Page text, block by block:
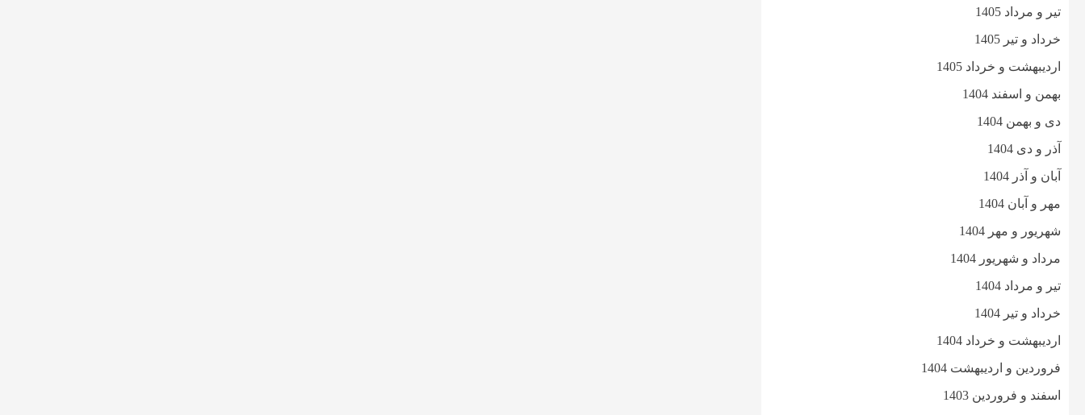
تیر و مرداد 1405
خرداد و تیر 1405
اردیبهشت و خرداد 1405
بهمن و اسفند 1404
دی و بهمن 1404
آذر و دی 1404
آبان و آذر 1404
مهر و آبان 1404
شهریور و مهر 1404
مرداد و شهریور 1404
تیر و مرداد 1404
خرداد و تیر 1404
اردیبهشت و خرداد 1404
فروردین و اردیبهشت 1404
اسفند و فروردین 1403